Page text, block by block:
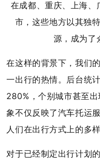
在成都、重庆、上海
市，这些地方以其独
源，成为了
在这样的背景下，我们的
一出行的热情。后台统
280%，个别城市甚至
象不仅反映了汽车托运
人们在出行方式上的多样
对于已经制定出行计划